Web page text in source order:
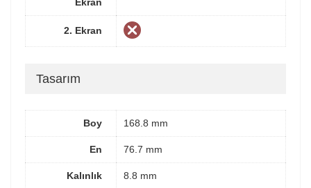
Ekran
2. Ekran
Tasarım
Boy 168.8 mm
En 76.7 mm
Kalınlık 8.8 mm